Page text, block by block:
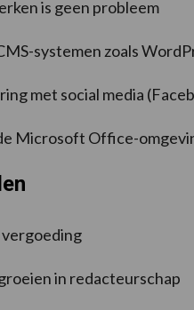
is geen probleem
systemen zoals
met social media
Microsoft Office-
vergoeding
in redacteurschap